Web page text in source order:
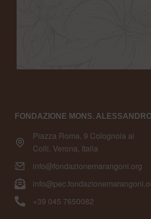
FONDAZIONE MONS.
Piazza Roma, 9 Colognola ai
Colli, Verona, Italia
info@fondazionemarangoni.org
+39 045 7650082